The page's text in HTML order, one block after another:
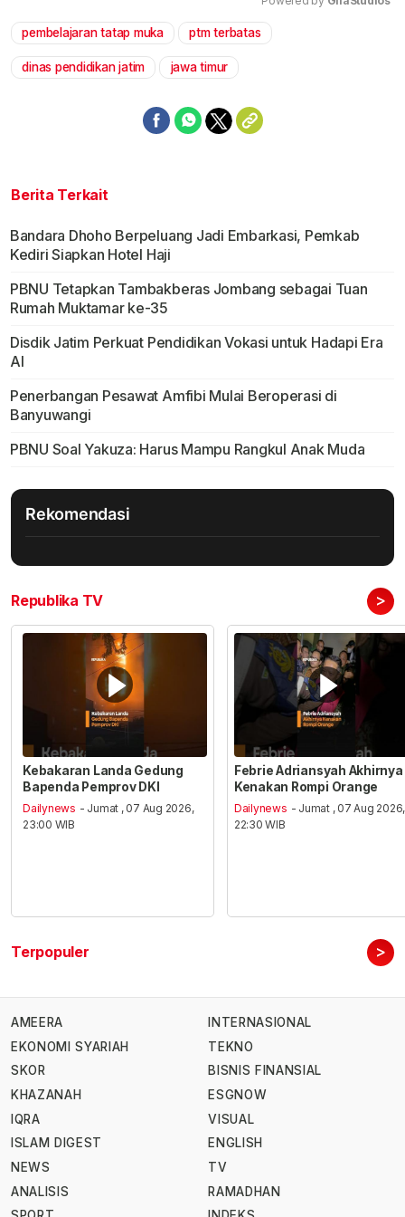
pembelajaran tatap muka ptm terbatas
dinas pendidikan jatim jawa timur
Berita Terkait
Bandara Dhoho Berpeluang Jadi Embarkasi, Pemkab
Kediri Siapkan Hotel Haji
PBNU Tetapkan Tambakberas Jombang sebagai Tuan
Rumah Muktamar ke-35
Disdik Jatim Perkuat Pendidikan Vokasi untuk Hadapi Era
AI
Penerbangan Pesawat Amfibi Mulai Beroperasi di
Banyuwangi
PBNU Soal Yakuza: Harus Mampu Rangkul Anak Muda
Rekomendasi
Republika TV >
Kebakaran Landa Gedung
Bapenda Pemprov DKI
Dailynews - Jumat , 07 Aug 2026,
23:00 WIB
Febrie Adriansyah Akhirnya
Kenakan Rompi Orange
Dailynews - Jumat , 07 Aug 2026,
22:30 WIB
Terpopuler >
AMEERA
EKONOMI SYARIAH
SKOR
KHAZANAH
IQRA
ISLAM DIGEST
NEWS
ANALISIS
INTERNASIONAL
TEKNO
BISNIS FINANSIAL
ESGNOW
VISUAL
ENGLISH
TV
RAMADHAN